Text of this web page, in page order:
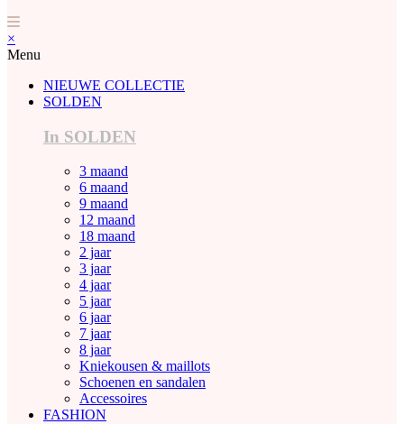
×
Menu
NIEUWE COLLECTIE
SOLDEN
In SOLDEN
3 maand
6 maand
9 maand
12 maand
18 maand
2 jaar
3 jaar
4 jaar
5 jaar
6 jaar
7 jaar
8 jaar
Kniekousen & maillots
Schoenen en sandalen
Accessoires
FASHION